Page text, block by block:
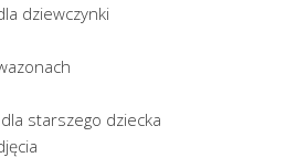
dziewczynki
starszego dziecka